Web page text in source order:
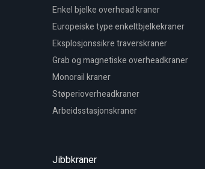
Enkel bjelke overhead kraner
Europeiske type enkeltbjelkekraner
Eksplosjonssikre traverskraner
Grab og magnetiske overheadkraner
Monorail kraner
Støperioverheadkraner
Arbeidsstasjonskraner
Jibbkraner